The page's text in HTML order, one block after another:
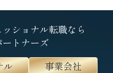
ショナル転職なら
トナーズ
ル 事業会社